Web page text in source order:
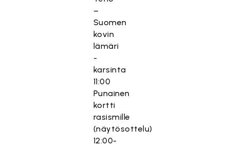
–
Suomen
kovin
lämäri
-
karsinta
11:00
Punainen
kortti
rasismille
(näytösottelu)
12:00-